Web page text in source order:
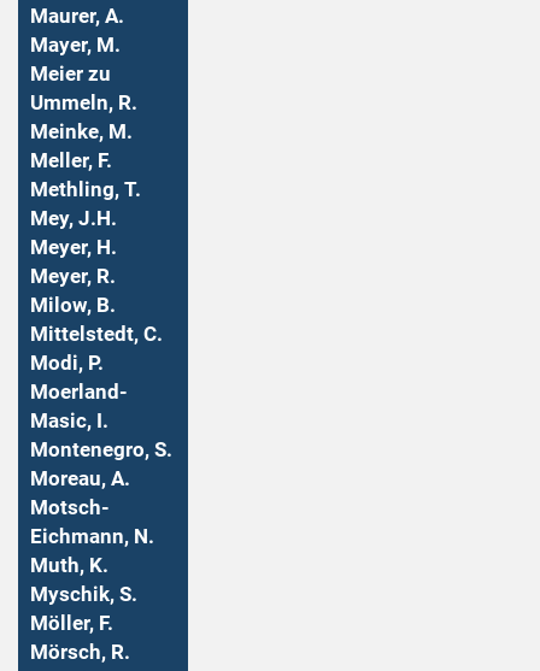
Maurer, A.
Mayer, M.
Meier zu
Ummeln, R.
Meinke, M.
Meller, F.
Methling, T.
Mey, J.H.
Meyer, H.
Meyer, R.
Milow, B.
Mittelstedt, C.
Modi, P.
Moerland-
Masic, I.
Montenegro, S.
Moreau, A.
Motsch-
Eichmann, N.
Muth, K.
Myschik, S.
Möller, F.
Mörsch, R.